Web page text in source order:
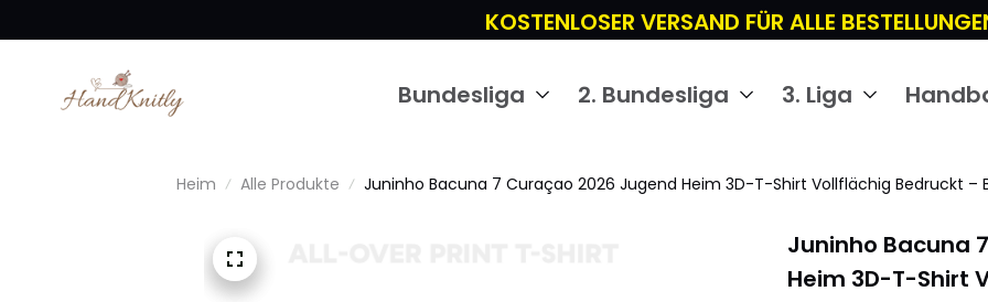
KOSTENLOSER VERSAND FÜR ALLE
Bundesliga 2. Bundesliga 3. Liga
Heim Alle Produkte Juninho Bacuna 7 Curaçao 2026 Jugend Heim 3D-T-Shirt Vollflächig Bedruckt –
Juninho Bacuna
Heim 3D-T-Shirt